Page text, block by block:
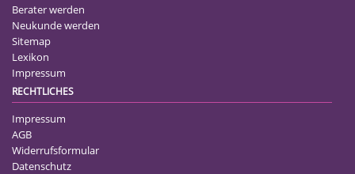
Berater werden
Neukunde werden
Sitemap
Lexikon
Impressum
RECHTLICHES
Impressum
AGB
Widerrufsformular
Datenschutz